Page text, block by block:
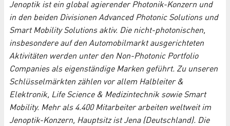
Jenoptik ist ein global agierender Photonik-Konzern und
in den beiden Divisionen Advanced Photonic Solutions und
Smart Mobility Solutions aktiv. Die nicht-photonischen,
insbesondere auf den Automobilmarkt ausgerichteten
Aktivitäten werden unter den Non-Photonic Portfolio
Companies als eigenständige Marken geführt. Zu unseren
Schlüsselmärkten zählen vor allem Halbleiter &
Elektronik, Life Science & Medizintechnik sowie Smart
Mobility. Mehr als 4.400 Mitarbeiter arbeiten weltweit im
Jenoptik-Konzern, Hauptsitz ist Jena (Deutschland). Die